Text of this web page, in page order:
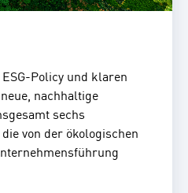
Policy und klaren
nachhaltige
sechs
von der ökologischen